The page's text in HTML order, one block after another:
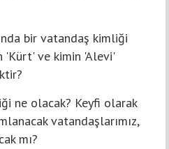
bir vatandaş kimliği
'Kürt' ve kimin 'Alevi'
ne olacak? Keyfi olarak
vatandaşlarımız,
mı?